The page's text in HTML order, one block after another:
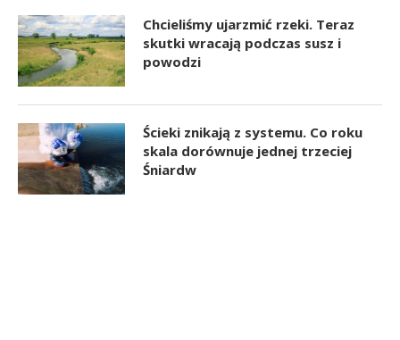
Chcieliśmy ujarzmić rzeki. Teraz
skutki wracają podczas susz i
powodzi
Ścieki znikają z systemu. Co roku
skala dorównuje jednej trzeciej
Śniardw